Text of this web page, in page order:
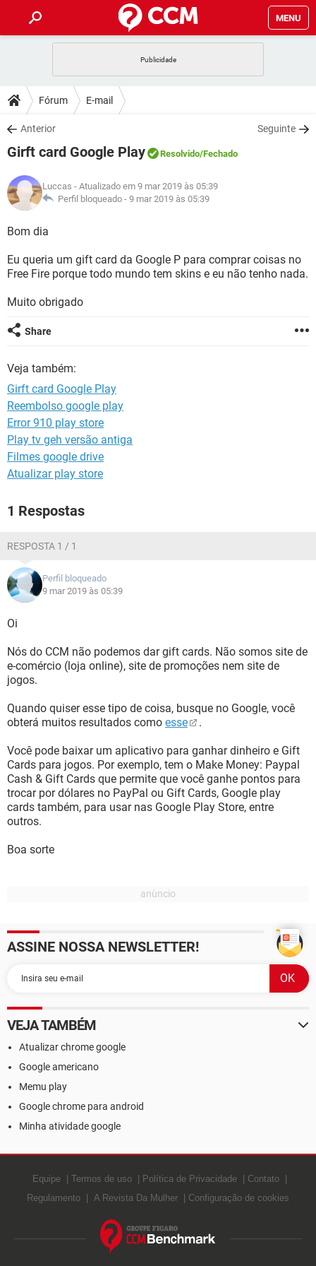
MENU
CELULAR
OUTLOOK
INSTAGRAM GMAIL
GUIA DE COMPRAS
DICAS
JOGOS
INSTAGRAM GMAIL
GUIA DE COMPRAS
DOWNLOADS
JOGOS WHATSAPP
CELULAR
OUTLOOK EXCEL
INSTAGRAM
JOGOS WHATSAPP
CELULAR
OUTLOOK
INSTAGRAM GMAIL
GLOSSÁRIO
JOGOS
OUTLOOK EXCEL
INSTAGRAM
GUIA DE COMPRAS
Fórum E-mail
Anterior Seguinte
Girft card Google Play Resolvido/Fechado
Luccas - Atualizado em 9 mar 2019 às 05:39
Perfil bloqueado - 9 mar 2019 às 05:39
Bom dia
Eu queria um gift card da Google P para comprar coisas no
Free Fire porque todo mundo tem skins e eu não tenho nada.
Muito obrigado
Share
Veja também:
Girft card Google Play
Reembolso google play
Error 910 play store
Play tv geh versão antiga
Filmes google drive
Atualizar play store
1 Respostas
RESPOSTA 1 / 1
Perfil bloqueado
9 mar 2019 às 05:39
Oi
Nós do CCM não podemos dar gift cards. Não somos site de
e-comércio (loja online), site de promoções nem site de
jogos.
Quando quiser esse tipo de coisa, busque no Google, você
obterá muitos resultados como esse .
Você pode baixar um aplicativo para ganhar dinheiro e Gift
Cards para jogos. Por exemplo, tem o Make Money: Paypal
Cash & Gift Cards que permite que você ganhe pontos para
trocar por dólares no PayPal ou Gift Cards, Google play
cards também, para usar nas Google Play Store, entre
outros.
Boa sorte
ASSINE NOSSA NEWSLETTER!
VEJA TAMBÉM
Atualizar chrome google
Google americano
Memu play
Google chrome para android
Minha atividade google
Equipe Termos de uso Política de Privacidade
Contato
Regulamento
A Revista Da Mulher Configuração de cookies